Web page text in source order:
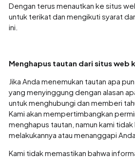
Dengan terus menautkan ke situs
untuk terikat dan mengikuti syarat
ini.
Menghapus tautan dari situs web
Jika Anda menemukan tautan apa
yang menyinggung dengan alasan
untuk menghubungi dan memberi
Kami akan mempertimbangkan
menghapus tautan, namun kami
melakukannya atau menanggapi
Kami tidak memastikan bahwa